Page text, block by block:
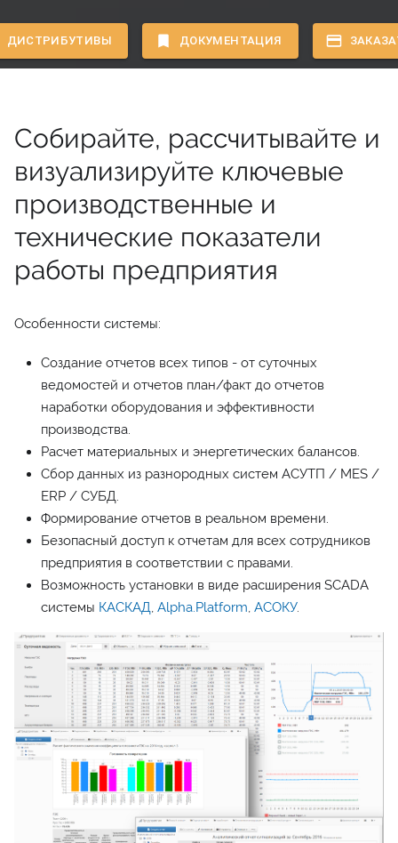
ДИСТРИБУТИВЫ ДОКУМЕНТАЦИЯ
Собирайте, рассчитывайте и
визуализируйте ключевые
производственные и
технические показатели
работы предприятия
Особенности системы:
Создание отчетов всех типов - от суточных
ведомостей и отчетов план/факт до отчетов
наработки оборудования и эффективности
производства.
Расчет материальных и энергетических балансов.
Сбор данных из разнородных систем АСУТП / MES /
ERP / СУБД.
Формирование отчетов в реальном времени.
Безопасный доступ к отчетам для всех сотрудников
предприятия в соответствии с правами.
Возможность установки в виде расширения SCADA
системы КАСКАД, Alpha.Platform, АСОКУ.